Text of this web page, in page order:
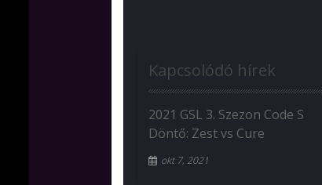
Kapcsolódó hírek
2021 GSL 3. Szezon Code S
Döntő: Zest vs Cure
okt 7, 2021